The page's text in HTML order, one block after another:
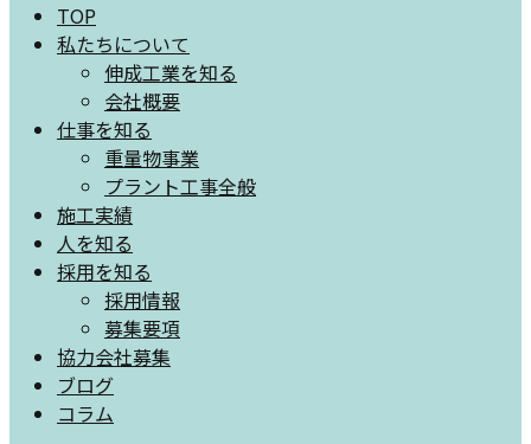
TOP
私たちについて
伸成工業を知る
会社概要
仕事を知る
重量物事業
プラント工事全般
施工実績
人を知る
採用を知る
採用情報
募集要項
協力会社募集
ブログ
コラム